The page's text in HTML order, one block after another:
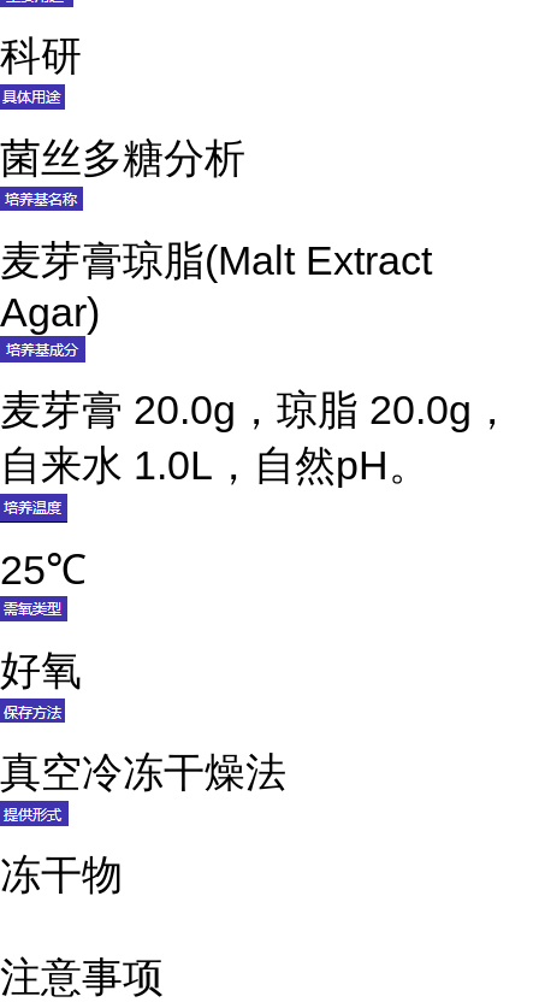
科研
菌丝多糖分析
麦芽膏琼脂(Malt Extract
Agar)
麦芽膏 20.0g，琼脂 20.0g，
自来水 1.0L，自然pH。
25℃
好氧
真空冷冻干燥法
冻干物
注意事项